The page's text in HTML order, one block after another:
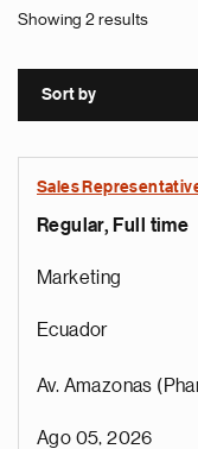
Showing 2 results
Sort by
Sales
Regular, Full time
Marketing
Ecuador
Av. Amazonas
Ago 05, 2026